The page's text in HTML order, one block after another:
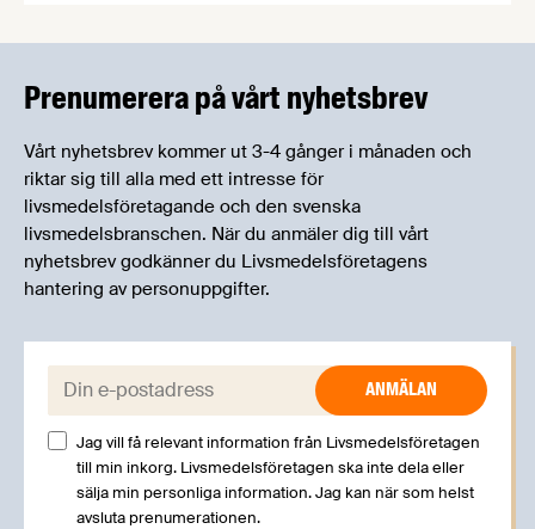
kan träffa branschkollegor och utbyta
Prenumerera på vårt nyhetsbrev
Vårt nyhetsbrev kommer ut 3-4 gånger i månaden och
riktar sig till alla med ett intresse för
livsmedelsföretagande och den svenska
livsmedelsbranschen. När du anmäler dig till vårt
nyhetsbrev godkänner du Livsmedelsföretagens
hantering av personuppgifter.
E-post:
Jag vill få relevant information från Livsmedelsföretagen
till min inkorg. Livsmedelsföretagen ska inte dela eller
sälja min personliga information. Jag kan när som helst
avsluta prenumerationen.